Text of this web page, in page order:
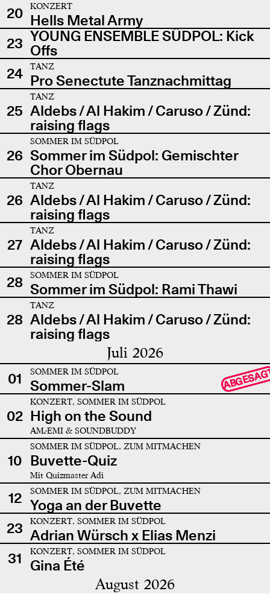
20
KONZERT
Hells Metal Army
23 YOUNG ENSEMBLE SÜDPOL: Kick
Offs
24
TANZ
Pro Senectute Tanznachmittag
25
TANZ
Aldebs / Al Hakim / Caruso / Zünd:
raising flags
26
SOMMER IM SÜDPOL
Sommer im Südpol: Gemischter
Chor Obernau
26
TANZ
Aldebs / Al Hakim / Caruso / Zünd:
raising flags
27
TANZ
Aldebs / Al Hakim / Caruso / Zünd:
raising flags
28
SOMMER IM SÜDPOL
Sommer im Südpol: Rami Thawi
28
TANZ
Aldebs / Al Hakim / Caruso / Zünd:
raising flags
Juli 2026
01 SOMMER IM SÜDPOL
Sommer-Slam
02
KONZERT, SOMMER IM SÜDPOL
High on the Sound
AMÆMI & SOUNDBUDDY
10
SOMMER IM SÜDPOL, ZUM MITMACHEN
Buvette-Quiz
Mit Quizmaster Adi
12 SOMMER IM SÜDPOL, ZUM MITMACHEN
Yoga an der Buvette
23
KONZERT, SOMMER IM SÜDPOL
Adrian Würsch x Elias Menzi
31
KONZERT, SOMMER IM SÜDPOL
Gina Été
August 2026